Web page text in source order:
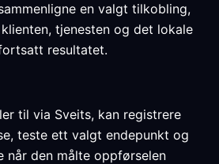
en valgt tilkobling,
tjenesten og det lokale
resultatet.
til via Sveits, kan registrere
teste ett valgt endepunkt og
når den målte oppførselen